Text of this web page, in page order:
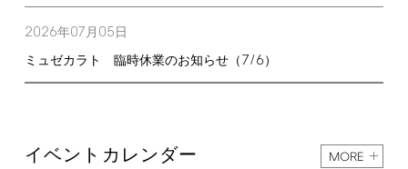
2026年07月 05日
ミュゼカラト 臨時休業のお知らせ（7/6）
イベントカレンダー MORE